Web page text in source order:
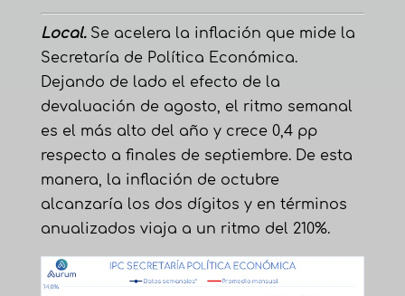
Local.Se acelera la inflación que mide la
Secretaría de Política Económica.
Dejando de lado el efecto de la
devaluación de agosto, el ritmo semanal
es el más alto del año y crece 0,4 pp
respecto a finales de septiembre. De esta
manera, la inflación de octubre
alcanzaría los dos dígitos y en términos
anualizados viaja a un ritmo del 210%.